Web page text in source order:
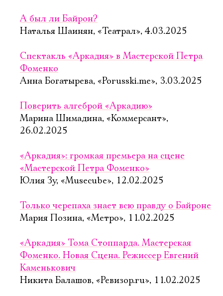
А был ли Байрон?
Наталья Шаинян, «Театрал», 4.03.2025
Спектакль «Аркадия» в Мастерской Петра
Фоменко
Анна Богатырева, «Porusski.me», 3.03.2025
Поверить алгеброй «Аркадию»
Марина Шимадина, «Коммерсант»,
26.02.2025
«Аркадия»: громкая премьера на сцене
«Мастерской Петра Фоменко»
Юлия Зу, «Musecube», 12.02.2025
Только черепаха знает всю правду о Байроне
Мария Позина, «Метро», 11.02.2025
«Аркадия» Тома Стоппарда. Мастерская
Фоменко. Новая Сцена. Режиссер Евгений
Каменькович
Никита Балашов, «Ревизор.ru», 11.02.2025